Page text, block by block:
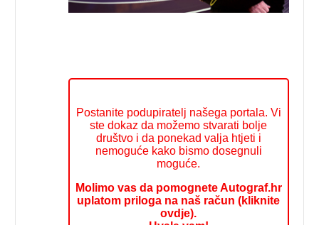
Postanite podupiratelj našega portala. Vi
ste dokaz da možemo stvarati bolje
društvo i da ponekad valja htjeti i
nemoguće kako bismo dosegnuli
moguće.
Molimo vas da pomognete Autograf.hr
uplatom priloga na naš račun (kliknite
ovdje).